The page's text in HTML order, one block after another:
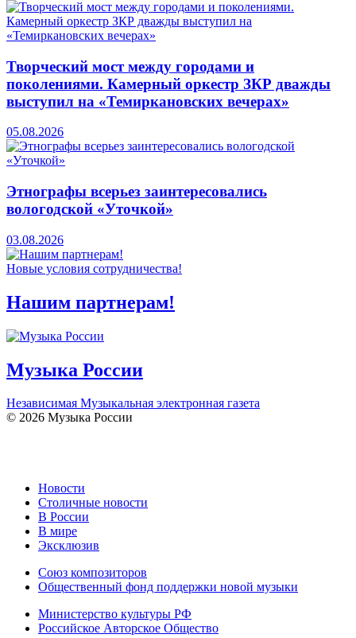
Творческий мост между городами и
поколениями. Камерный оркестр ЗКР дважды
выступил на «Темиркановских вечерах»
05.08.2026
Этнографы всерьез заинтересовались
вологодской «Уточкой»
03.08.2026
Новые условия сотрудничества!
Нашим партнерам!
Музыка России
Независимая Музыкальная электронная газета
© 2026 Музыка России
Новости
Столичные новости
В России
В мире
Эксклюзив
Союз композиторов
Общественный фонд поддержки новой музыки
Министерство культуры РФ
Российское Авторское Общество